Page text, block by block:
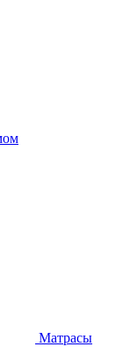
Матрасы